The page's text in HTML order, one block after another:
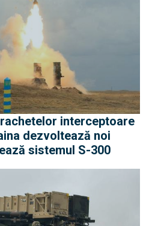
interceptoare
dezvoltează noi
sistemul S-300